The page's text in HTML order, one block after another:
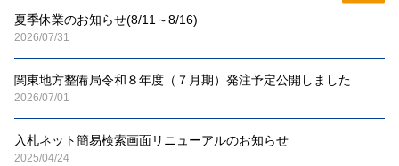
夏季休業のお知らせ(8/11～8/16)
2026/07/31
関東地方整備局令和８年度（７月期）発注予定公開しました
2026/07/01
入札ネット簡易検索画面リニューアルのお知らせ
2025/04/24